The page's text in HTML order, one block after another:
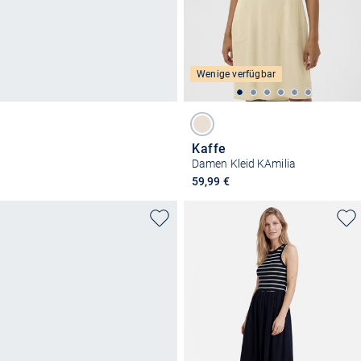
Wenige verfügbar
Kaffe
Damen Kleid KAmilia
59,99 €